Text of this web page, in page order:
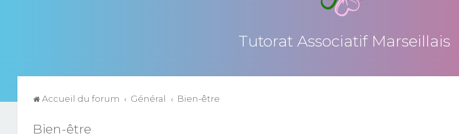
Tutorat Associatif Marseillais
Accueil du forum Général Bien-être
Bien-être